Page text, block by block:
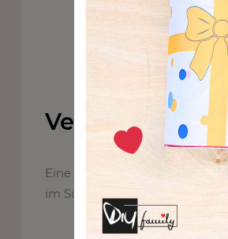
Vegane
Eine Bratwurst darf beim
im Supermarkt erhältlich,